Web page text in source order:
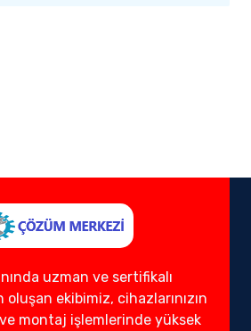
uzman ve sertifikalı
ekibimiz, cihazlarınızın
ve montaj işlemlerinde yüksek